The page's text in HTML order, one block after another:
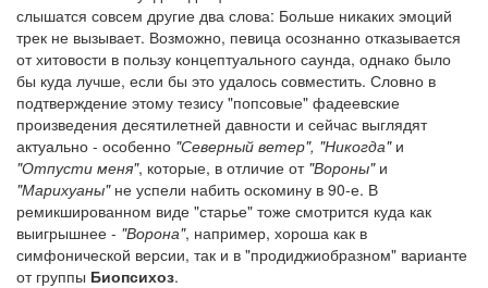
слышатся совсем другие два слова: Больше никаких эмоций
трек не вызывает. Возможно, певица осознанно отказывается
от хитовости в пользу концептуального саунда, однако было
бы куда лучше, если бы это удалось совместить. Словно в
подтверждение этому тезису "попсовые" фадеевские
произведения десятилетней давности и сейчас выглядят
актуально - особенно "Северный ветер", "Никогда"и
"Отпусти меня", которые, в отличие от "Вороны"и
"Марихуаны"не успели набить оскомину в 90-е. В
ремикшированном виде "старье" тоже смотрится куда как
выигрышнее - "Ворона", например, хороша как в
симфонической версии, так и в "продиджиобразном" варианте
от группы Биопсихоз.